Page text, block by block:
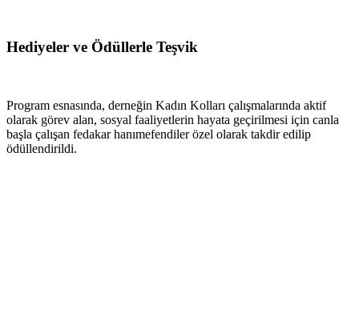
Hediyeler ve Ödüllerle Teşvik
Program esnasında, derneğin Kadın Kolları çalışmalarında aktif
olarak görev alan, sosyal faaliyetlerin hayata geçirilmesi için canla
başla çalışan fedakar hanımefendiler özel olarak takdir edilip
ödüllendirildi.